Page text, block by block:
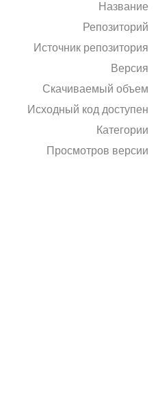
Название
Репозиторий
Источник репозитория
Версия
Скачиваемый объем
Исходный код доступен
Категории
Просмотров версии